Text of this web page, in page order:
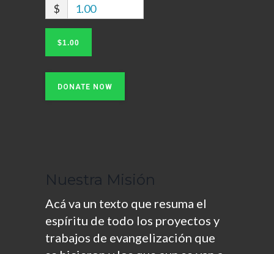
$ 1.00
$1.00
DONATE NOW
Nuestra Misión
Acá va un texto que resuma el
espíritu de todo los proyectos y
trabajos de evangelización que